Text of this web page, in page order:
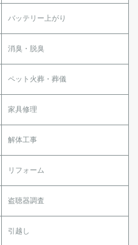
バッテリー上がり
消臭・脱臭
ペット火葬・葬儀
家具修理
解体工事
リフォーム
盗聴器調査
引越し